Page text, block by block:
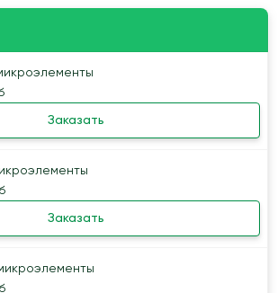
Заказать
Заказать